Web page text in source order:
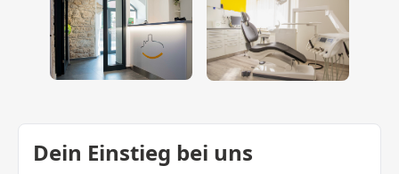
Dein Einstieg bei uns